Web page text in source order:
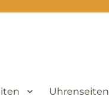
Uhrenseiten